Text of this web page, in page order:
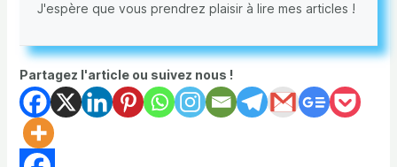
J'espère que vous prendrez plaisir à lire mes articles !
Partagez l'article ou suivez nous !